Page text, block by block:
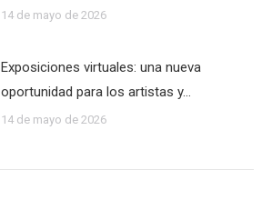
14 de mayo de 2026
Exposiciones virtuales: una nueva
oportunidad para los artistas y…
14 de mayo de 2026